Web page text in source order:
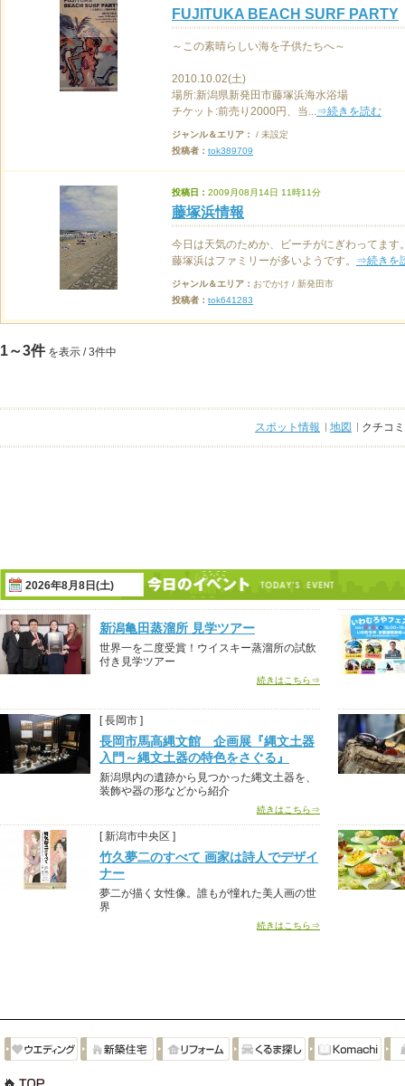
FUJITUKA BEACH SURF PARTY
～この素晴らしい海を子供たちへ～
2010.10.02(土)
場所:新潟県新発田市藤塚浜海水浴場
チケット:前売り2000円、当...⇒続きを読む
ジャンル＆エリア：
/ 未設定
投稿者： tok389709
投稿日： 2009月08月14日 11時11分
藤塚浜情報
今日は天気のためか、ビーチがにぎわってます
藤塚浜はファミリーが多いようです。 ⇒続きを
ジャンル＆エリア： おでかけ / 新発田市
投稿者： tok641283
1～3件 を表示 / 3件中
スポット情報 地図 クチコミ
2026年8月8日(土)
新潟亀田蒸溜所 見学ツアー
世界一を二度受賞！ウイスキー蒸溜所の試飲
付き見学ツアー
続きはこちら⇒
[ 長岡市 ]
長岡市馬高縄文館 企画展『縄文土器
入門～縄文土器の特色をさぐる』
新潟県内の遺跡から見つかった縄文土器を、
装飾や器の形などから紹介
続きはこちら⇒
[ 新潟市中央区 ]
竹久夢二のすべて 画家は詩人でデザイ
ナー
夢二が描く女性像。誰もが憧れた美人画の世
界
続きはこちら⇒